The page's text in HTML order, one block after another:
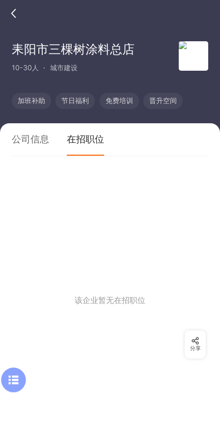
耒阳市三棵树涂料总店
10-30人 城市建设
加班补助 节日福利 免费培训 晋升空间
公司信息 在招职位
该企业暂无在招职位
分享